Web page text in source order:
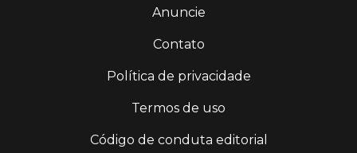
Anuncie
Contato
Política de privacidade
Termos de uso
Código de conduta editorial